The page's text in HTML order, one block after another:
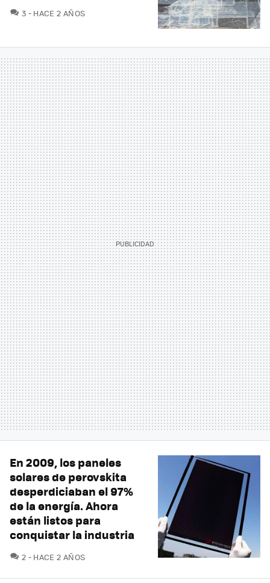
3 COMENTARIOS
HACE 2 AÑOS
En 2009, los paneles
solares de perovskita
desperdiciaban el 97%
de la energía. Ahora
están listos para
conquistar la industria
2 COMENTARIOS
HACE 2 AÑOS